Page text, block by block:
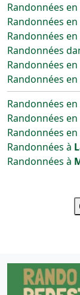
Randonnées en
Randonnées en
Randonnées en
Randonnées
Randonnées en
Randonnées en
Randonnées en
Randonnées en
Randonnées en
Randonnées à
Randonnées à